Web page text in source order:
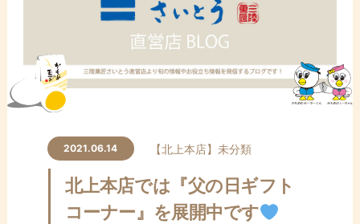
2021.06.14 【北上本店】 未分類
北上本店では『父の日ギフト
コーナー』を展開中です